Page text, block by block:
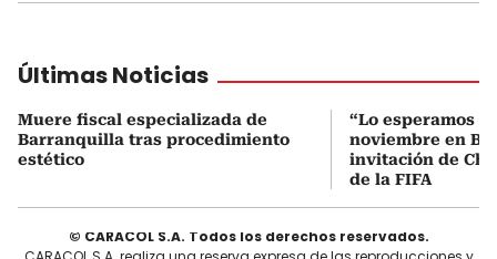
Últimas Noticias
Muere fiscal especializada de
Barranquilla tras procedimiento
estético
“Lo esperamos el
noviembre en
invitación de
de la FIFA
© CARACOL S.A. Todos los derechos reservados.